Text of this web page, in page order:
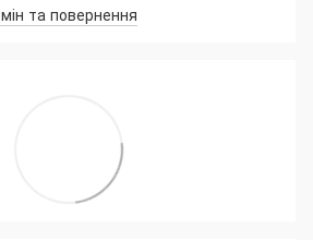
та повернення